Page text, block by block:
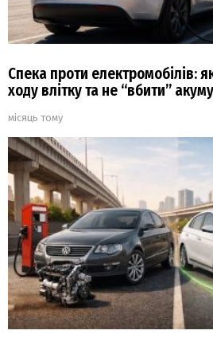
Спека проти електромобілів:
ходу влітку та не “вбити”
місяць тому